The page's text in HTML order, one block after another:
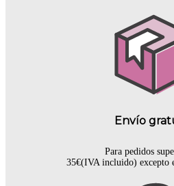
Envío
Para pedidos
35€(IVA incluido) excepto